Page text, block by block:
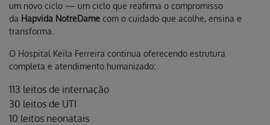
um novo ciclo — um ciclo que reafirma o compromisso
da Hapvida NotreDame com o cuidado que acolhe, ensina e
transforma.
O Hospital Keila Ferreira continua oferecendo estrutura
completa e atendimento humanizado:
113 leitos de internação
30 leitos de UTI
10 leitos neonatais